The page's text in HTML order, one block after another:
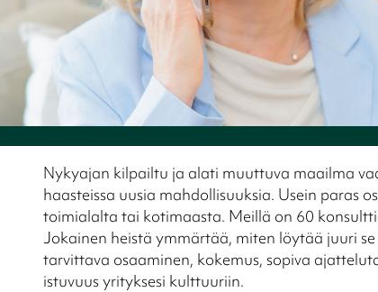
Nykyajan kilpailtu ja alati muuttuva maailma
haasteissa uusia mahdollisuuksia. Usein paras
toimialalta tai kotimaasta. Meillä on 60
Jokainen heistä ymmärtää, miten löytää juuri
tarvittava osaaminen, kokemus, sopiva
istuvuus yrityksesi kulttuuriin.